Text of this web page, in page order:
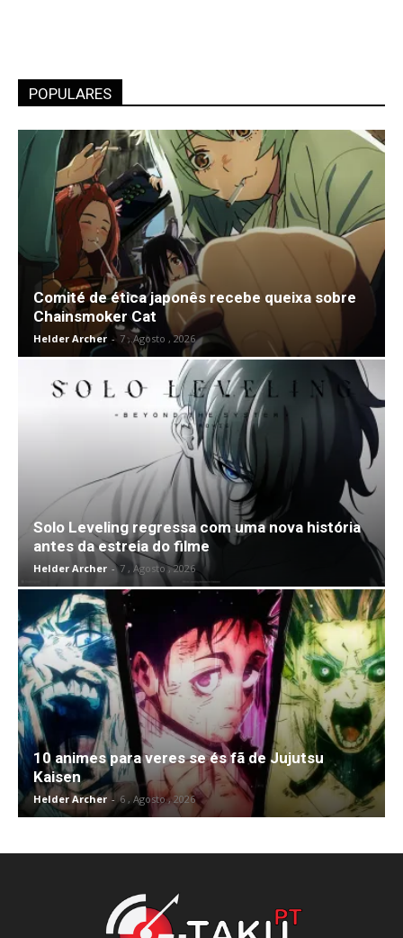
POPULARES
Comité de ética japonês recebe queixa sobre
Chainsmoker Cat
Helder Archer - 7 , Agosto , 2026
Solo Leveling regressa com uma nova história
antes da estreia do filme
Helder Archer - 7 , Agosto , 2026
10 animes para veres se és fã de Jujutsu
Kaisen
Helder Archer - 6 , Agosto , 2026